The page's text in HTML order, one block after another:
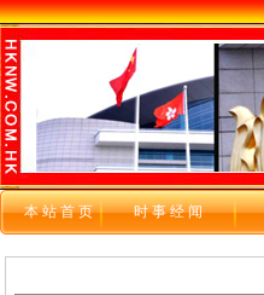
本站首页 时 事 经 闻